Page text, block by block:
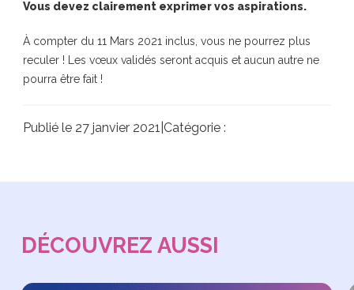
Vous devez clairement exprimer vos aspirations.
À compter du 11 Mars 2021 inclus, vous ne pourrez plus
reculer ! Les vœux validés seront acquis et aucun autre ne
pourra être fait !
Publié le 27 janvier 2021 Catégorie :
DÉCOUVREZ AUSSI